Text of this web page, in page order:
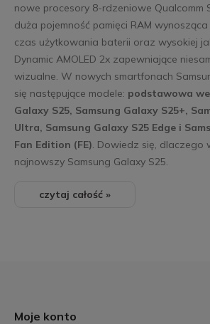
nowe procesory 8-rdzeniowe Qualcomm
duża pojemność pamięci RAM wynosząca
czas użytkowania baterii oraz wysokiej
Dynamic AMOLED 2x zapewniające
wizualne. W nowych smartfonach
się następujące modele: podstawowa
Galaxy S25, Samsung Galaxy S25+,
Ultra, Samsung Galaxy S25 Edge i
Fan Edition (FE) . Dowiedz się,
najnowszy Samsung Galaxy S25.
czytaj całość »
Moje konto